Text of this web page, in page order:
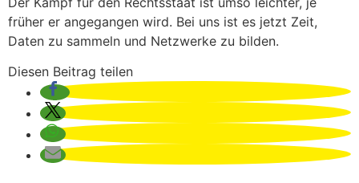
früher er angegangen wird. Bei uns ist es jetzt Zeit,
Daten zu sammeln und Netzwerke zu bilden.
Diesen Beitrag teilen